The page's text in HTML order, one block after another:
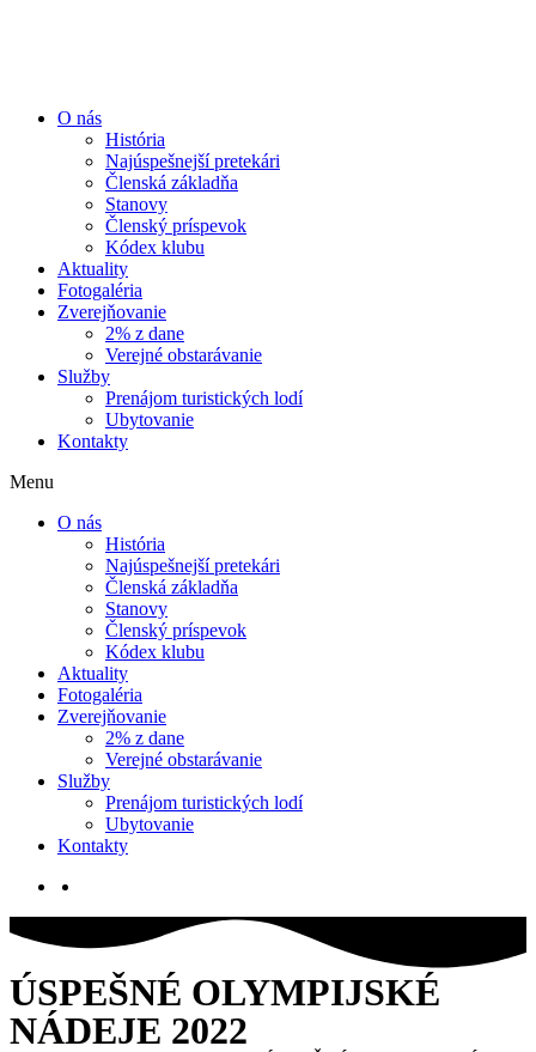
O nás
História
Najúspešnejší pretekári
Členská základňa
Stanovy
Členský príspevok
Kódex klubu
Aktuality
Fotogaléria
Zverejňovanie
2% z dane
Verejné obstarávanie
Služby
Prenájom turistických lodí
Ubytovanie
Kontakty
Menu
O nás
História
Najúspešnejší pretekári
Členská základňa
Stanovy
Členský príspevok
Kódex klubu
Aktuality
Fotogaléria
Zverejňovanie
2% z dane
Verejné obstarávanie
Služby
Prenájom turistických lodí
Ubytovanie
Kontakty
ÚSPEŠNÉ OLYMPIJSKÉ
NÁDEJE 2022